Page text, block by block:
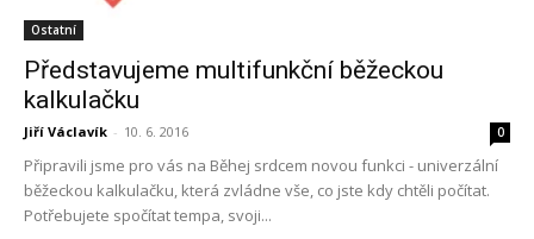
Ostatní
Představujeme multifunkční běžeckou
kalkulačku
Jiří Václavík - 10. 6. 2016 0
Připravili jsme pro vás na Běhej srdcem novou funkci - univerzální
běžeckou kalkulačku, která zvládne vše, co jste kdy chtěli počítat.
Potřebujete spočítat tempa, svoji...